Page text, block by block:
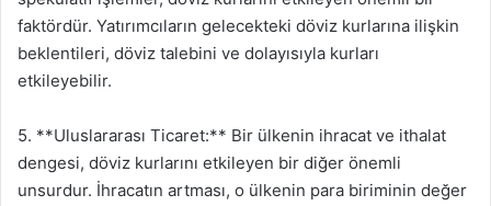
faktördür. Yatırımcıların gelecekteki döviz kurlarına ilişkin
beklentileri, döviz talebini ve dolayısıyla kurları
etkileyebilir.
5. **Uluslararası Ticaret:** Bir ülkenin ihracat ve ithalat
dengesi, döviz kurlarını etkileyen bir diğer önemli
unsurdur. İhracatın artması, o ülkenin para biriminin değer